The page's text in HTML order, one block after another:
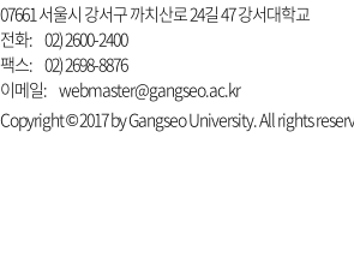
07661 서울시 강서구 까치산로 24길 47 강서대학교
전화: 02) 2600-2400
팩스: 02) 2698-8876
이메일: webmaster@gangseo.ac.kr
Copyright © 2017 by Gangseo University. All rights